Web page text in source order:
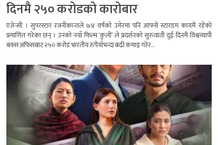
दिनमै २५० करोडको कारोबार
एजेन्सी । सुपरस्टार रजनीकान्तले ७४ वर्षको उमेरमा पनि आफ्नो स्टारडम कायमै रहेको
प्रमाणित गरेका छन् । उनको नयाँ फिल्म ‘कुली’ ले प्रदर्शनको सुरुवाती दुई दिनमै विश्वव्यापी
बक्स अफिसबाट २५० करोड भारतीय रुपैयाँभन्दा बढी कमाइ गरेर...